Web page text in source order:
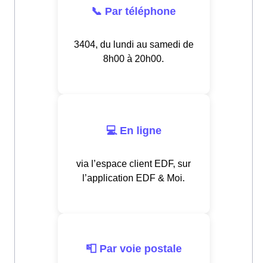
📞 Par téléphone
3404, du lundi au samedi de
8h00 à 20h00.
💻 En ligne
via l’espace client EDF, sur
l’application EDF & Moi.
📮 Par voie postale